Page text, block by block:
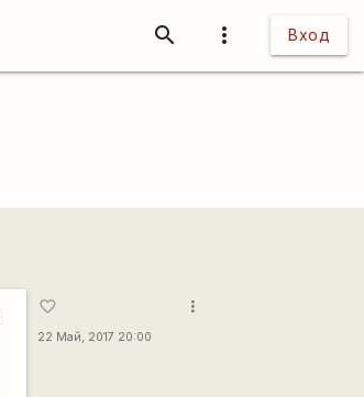
more_vert Вход
search
favorite_border
22 Май, 2017 20:00
more_vert